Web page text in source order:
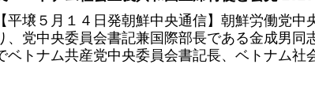
【平壌５月１４日発朝鮮中央通信】朝鮮労働党中
、党中央委員会書記兼国際部長である金成男同
ベトナム共産党中央委員会書記長、ベトナム社